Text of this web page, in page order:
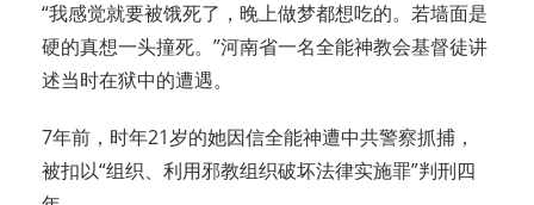
“我感觉就要被饿死了，晚上做梦都想吃的。若墙面是
硬的真想一头撞死。”河南省一名全能神教会基督徒讲
述当时在狱中的遭遇。
7年前，时年21岁的她因信全能神遭中共警察抓捕，
被扣以“组织、利用邪教组织破坏法律实施罪”判刑四